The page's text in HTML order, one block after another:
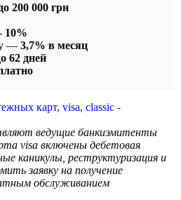
200 000 грн
10%
— 3,7% в месяц
62 дней
ведущие банкиэмитенты
visa включены дебетовая
каникулы, реструктуризация и
заявку на получение
обслуживанием